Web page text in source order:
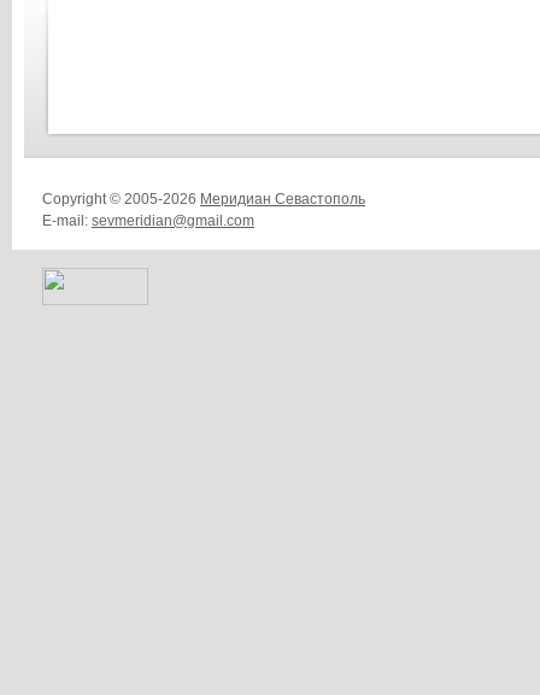
Copyright © 2005-2026 Меридиан Севастополь
E-mail: sevmeridian@gmail.com